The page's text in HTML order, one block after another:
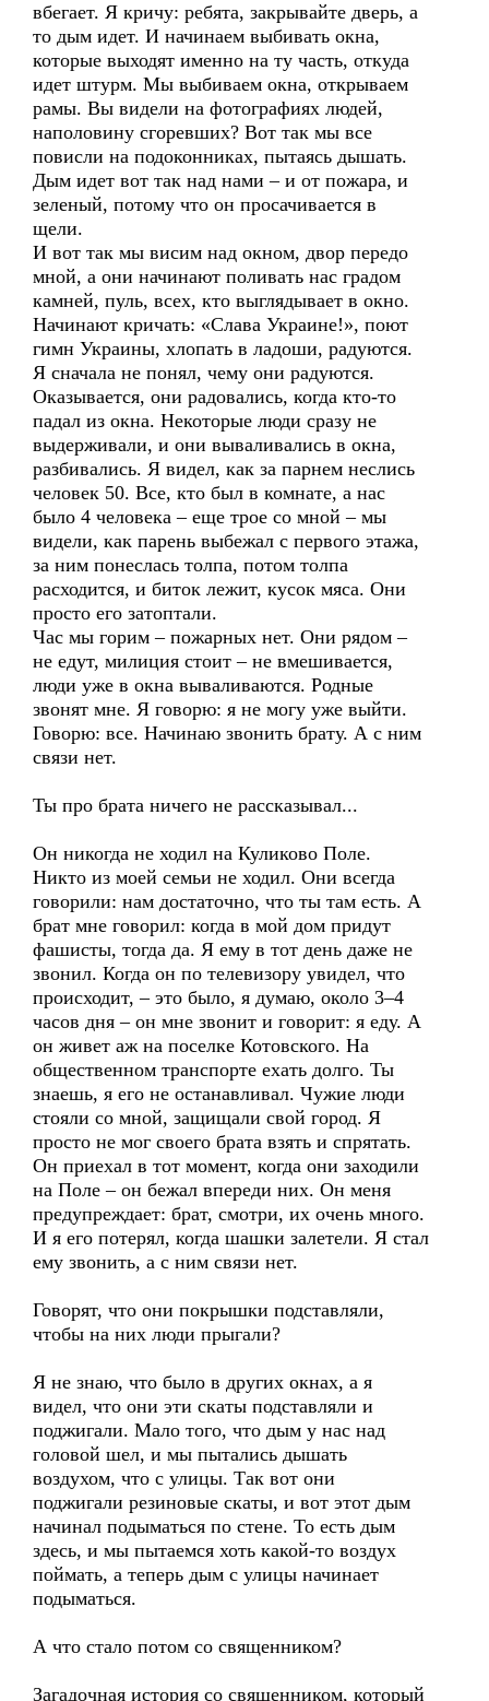
вбегает. Я кричу: ребята, закрывайте дверь, а
то дым идет. И начинаем выбивать окна,
которые выходят именно на ту часть, откуда
идет штурм. Мы выбиваем окна, открываем
рамы. Вы видели на фотографиях людей,
наполовину сгоревших? Вот так мы все
повисли на подоконниках, пытаясь дышать.
Дым идет вот так над нами – и от пожара, и
зеленый, потому что он просачивается в
щели.
И вот так мы висим над окном, двор передо
мной, а они начинают поливать нас градом
камней, пуль, всех, кто выглядывает в окно.
Начинают кричать: «Слава Украине!», поют
гимн Украины, хлопать в ладоши, радуются.
Я сначала не понял, чему они радуются.
Оказывается, они радовались, когда кто-то
падал из окна. Некоторые люди сразу не
выдерживали, и они вываливались в окна,
разбивались. Я видел, как за парнем неслись
человек 50. Все, кто был в комнате, а нас
было 4 человека – еще трое со мной – мы
видели, как парень выбежал с первого этажа,
за ним понеслась толпа, потом толпа
расходится, и биток лежит, кусок мяса. Они
просто его затоптали.
Час мы горим – пожарных нет. Они рядом –
не едут, милиция стоит – не вмешивается,
люди уже в окна вываливаются. Родные
звонят мне. Я говорю: я не могу уже выйти.
Говорю: все. Начинаю звонить брату. А с ним
связи нет.
Ты про брата ничего не рассказывал...
Он никогда не ходил на Куликово Поле.
Никто из моей семьи не ходил. Они всегда
говорили: нам достаточно, что ты там есть. А
брат мне говорил: когда в мой дом придут
фашисты, тогда да. Я ему в тот день даже не
звонил. Когда он по телевизору увидел, что
происходит, – это было, я думаю, около 3–4
часов дня – он мне звонит и говорит: я еду. А
он живет аж на поселке Котовского. На
общественном транспорте ехать долго. Ты
знаешь, я его не останавливал. Чужие люди
стояли со мной, защищали свой город. Я
просто не мог своего брата взять и спрятать.
Он приехал в тот момент, когда они заходили
на Поле – он бежал впереди них. Он меня
предупреждает: брат, смотри, их очень много.
И я его потерял, когда шашки залетели. Я стал
ему звонить, а с ним связи нет.
Говорят, что они покрышки подставляли,
чтобы на них люди прыгали?
Я не знаю, что было в других окнах, а я
видел, что они эти скаты подставляли и
поджигали. Мало того, что дым у нас над
головой шел, и мы пытались дышать
воздухом, что с улицы. Так вот они
поджигали резиновые скаты, и вот этот дым
начинал подыматься по стене. То есть дым
здесь, и мы пытаемся хоть какой-то воздух
поймать, а теперь дым с улицы начинает
подыматься.
А что стало потом со священником?
Загадочная история со священником, который